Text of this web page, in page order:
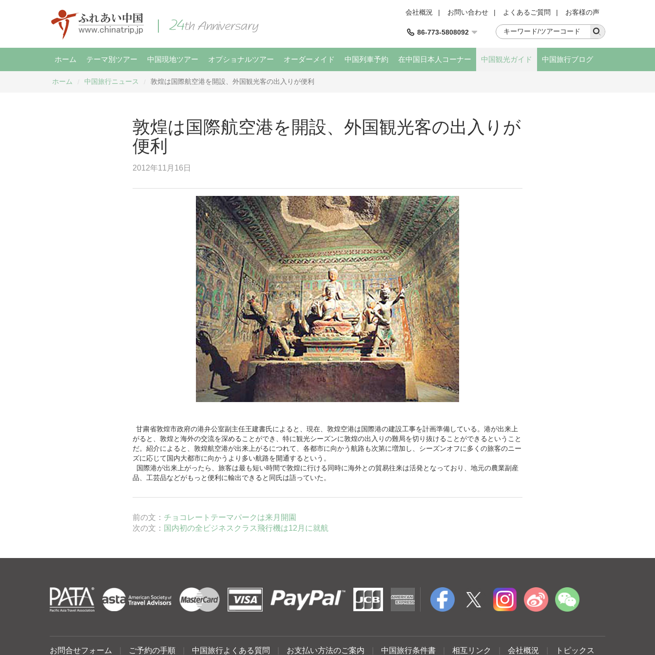
会社概況 | お問い合わせ | よくあるご質問 | お客様の声
86-773-5808092
ホーム テーマ別ツアー 中国現地ツアー オプショナルツアー オーダーメイド 中国列車予約 在中国日本人コーナー 中国観光ガイド 中国旅行ブログ
ホーム 中国旅行ニュース 敦煌は国際航空港を開設、外国観光客の出入りが便利
敦煌は国際航空港を開設、外国観光客の出入りが
便利
2012年11月16日
甘粛省敦煌市政府の港弁公室副主任王建書氏によると、現在、敦煌空港は国際港の建設工事を計画準備している。港が出来上
がると、敦煌と海外の交流を深めることができ、特に観光シーズンに敦煌の出入りの難局を切り抜けることができるということ
だ。紹介によると、敦煌航空港が出来上がるにつれて、各都市に向かう航路も次第に増加し、シーズンオフに多くの旅客のニー
ズに応じて国内大都市に向かうより多い航路を開通するという。
国際港が出来上がったら、旅客は最も短い時間で敦煌に行ける同時に海外との貿易往来は活発となっており、地元の農業副産
品、工芸品などがもっと便利に輸出できると同氏は語っていた。
前の文： チョコレートテーマパークは来月開園
次の文： 国内初の全ビジネスクラス飛行機は12月に就航
お問合せフォーム ご予約の手順 中国旅行よくある質問 お支払い方法のご案内 中国旅行条件書 相互リンク 会社概況 トピックス